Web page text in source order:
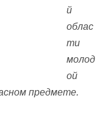
й
облас
ти
молод
ой
предмете.